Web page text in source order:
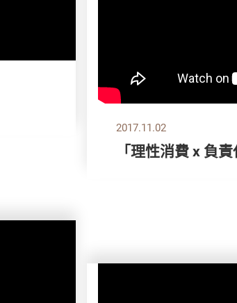
2017.11.02
「理性消費 x 負